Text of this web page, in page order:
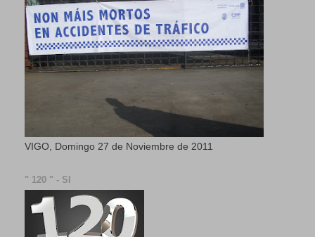
VIGO, Domingo 27 de Noviembre de 2011
" 120 " - SI